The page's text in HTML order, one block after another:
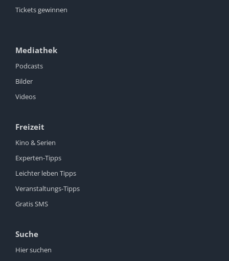
Tickets gewinnen
Mediathek
Podcasts
Bilder
Videos
Freizeit
Kino & Serien
Experten-Tipps
Leichter leben Tipps
Veranstaltungs-Tipps
Gratis SMS
Suche
Hier suchen